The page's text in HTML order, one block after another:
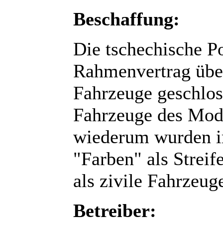
Beschaffung:
Die tschechische
Rahmenvertrag
Fahrzeuge
Fahrzeuge des
wiederum wurden
"Farben" als
als zivile
Betreiber: